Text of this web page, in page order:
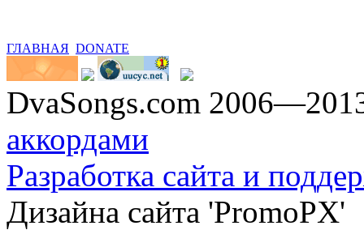
ГЛАВНАЯ DONATE
DvaSongs.com
аккордами
Разработка сайта и
Дизайна сайта 'PromoPX'